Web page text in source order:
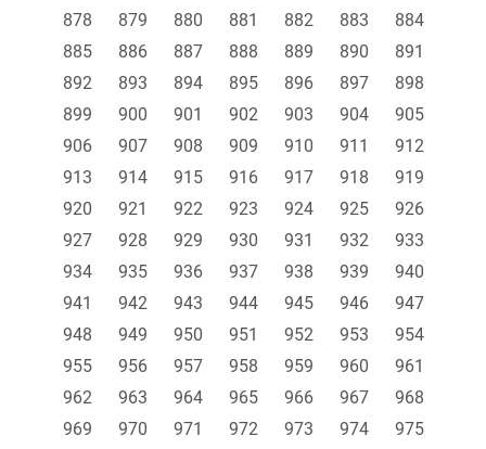
878
879 880 881 882 883
884
885
886 887 888 889 890
891
892
893 894 895 896 897
898
899
900 901 902 903 904
905
906
907 908 909 910 911
912
913
914 915 916 917 918
919
920
921 922 923 924 925
926
927
928 929 930 931 932
933
934
935 936 937 938 939
940
941
942 943 944 945 946
947
948
949 950 951 952 953
954
955
956 957 958 959 960
961
962
963 964 965 966 967
968
969
970 971 972 973 974
975